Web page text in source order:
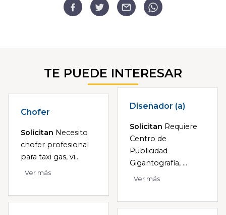
TE PUEDE INTERESAR
Chofer
Solicitan Necesito
chofer profesional
para taxi gas, vi...
Ver más
Diseñador (a)
Solicitan Requiere
Centro de
Publicidad
Gigantografía, ...
Ver más